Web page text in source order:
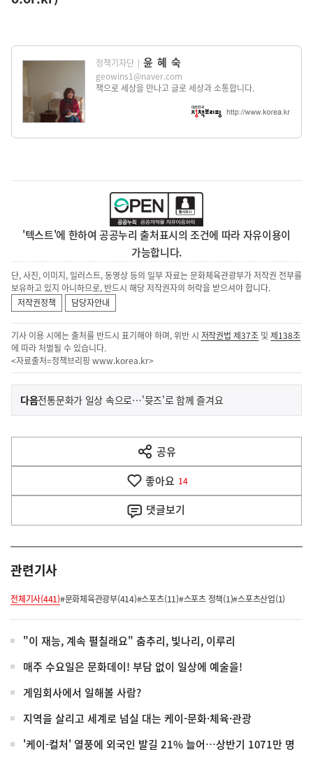
정책기자단 | 윤혜숙
geowins1@naver.com
책으로 세상을 만나고 글로 세상과 소통합니다.
'텍스트'에 한하여 공공누리 출처표시의 조건에 따라 자유이용이
가능합니다.
단, 사진, 이미지, 일러스트, 동영상 등의 일부 자료는 문화체육관광부가 저작권 전부를
보유하고 있지 아니하므로, 반드시 해당 저작권자의 허락을 받으셔야 합니다.
저작권정책
담당자안내
기사 이용 시에는 출처를 반드시 표기해야 하며, 위반 시 저작권법 제37조 및제138조
에 따라 처벌될 수 있습니다.
<자료출처=정책브리핑 www.korea.kr>
이
전
다
음
다음기
전통문화가 일상 속으로…'뮷즈'로 함께 즐겨요
공유
열
기
좋아요 14
댓글보기
관련기사
전체기사(441)#문화체육관광부(414)#스포츠(11)#스포츠 정책(1)#스포츠산업(1)
"이 재능, 계속 펼칠래요" 춤추리, 빛나리, 이루리
매주 수요일은 문화데이! 부담 없이 일상에 예술을!
게임회사에서 일해볼 사람?
지역을 살리고 세계로 넘실 대는 케이-문화·체육·관광
'케이-컬처' 열풍에 외국인 발길 21% 늘어…상반기 1071만 명